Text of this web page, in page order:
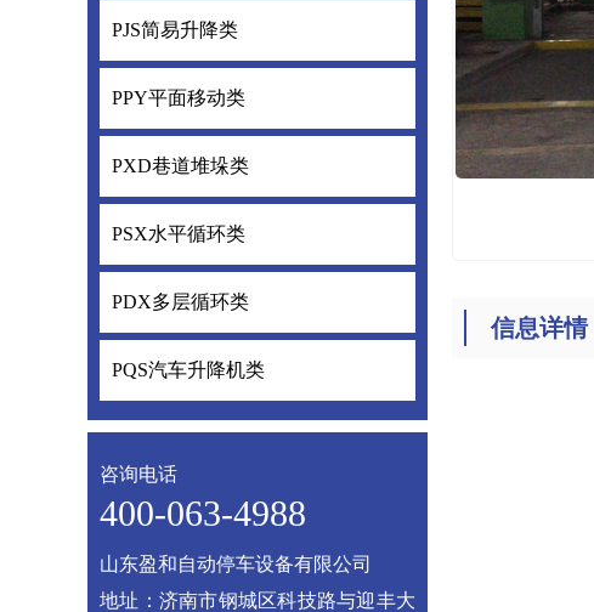
PJS简易升降类 PJS简易升降类
PPY平面移动类 PPY平面移动类
PXD巷道堆垛类 PXD巷道堆垛类
PSX水平循环类
PDX多层循环类
PQS汽车升降机类
咨询电话
400-063-4988
山东盈和自动停车设备有限公司
地址：济南市钢城区科技路与迎丰大
信息详情